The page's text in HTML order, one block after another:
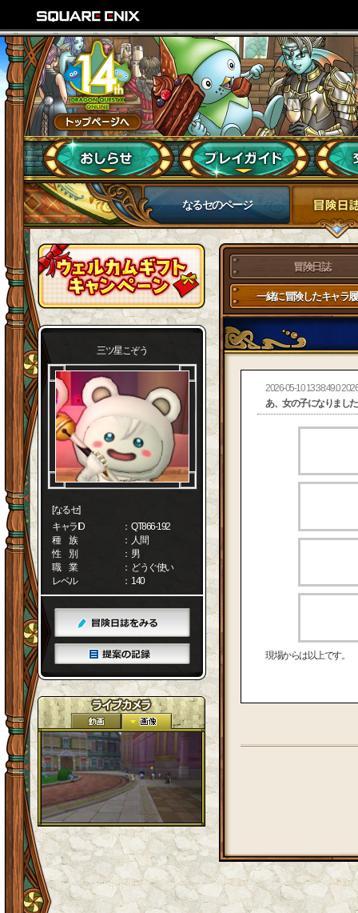
なるセのページ
三ツ星こぞう
[なるセ]
キャラID
： QT866-192
種 族
： 人間
性 別
： 男
職 業
： どうぐ使い
レベル
： 140
冒険日誌
一緒に冒険したキャラ
2026-05-10 13:38:49.0
あ、女の子になりまし
現場からは以上です。